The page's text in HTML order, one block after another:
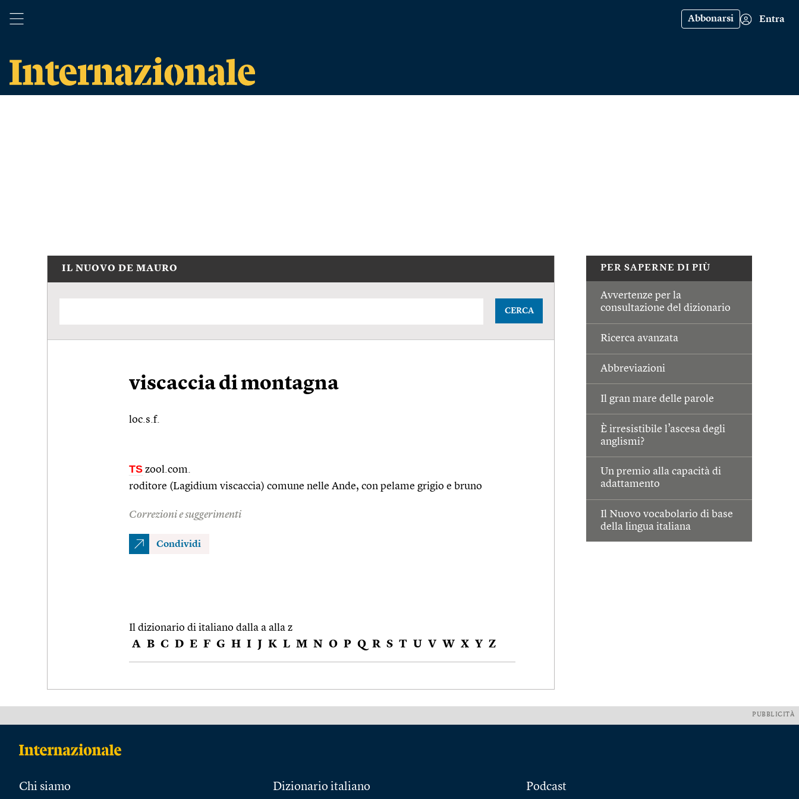
Abbonarsi Entra
PER SAPERNE DI PIÙ
Avvertenze per la
consultazione del dizionario
Ricerca avanzata
Abbreviazioni
Il gran mare delle parole
È irresistibile l’ascesa degli
anglismi?
Un premio alla capacità di
adattamento
Il Nuovo vocabolario di base
della lingua italiana
IL NUOVO DE MAURO
CERCA
viscaccia di montagna
loc.s.f.
TS zool.com.
roditore (Lagidium viscaccia) comune nelle Ande, con pelame grigio e bruno
Correzioni e suggerimenti
Condividi
Il dizionario di italiano dalla a alla z
A B C D E F G H I J K L M N O P Q R S T U V W X Y Z
PUBBLICITÀ
Chi siamo Dizionario italiano Podcast